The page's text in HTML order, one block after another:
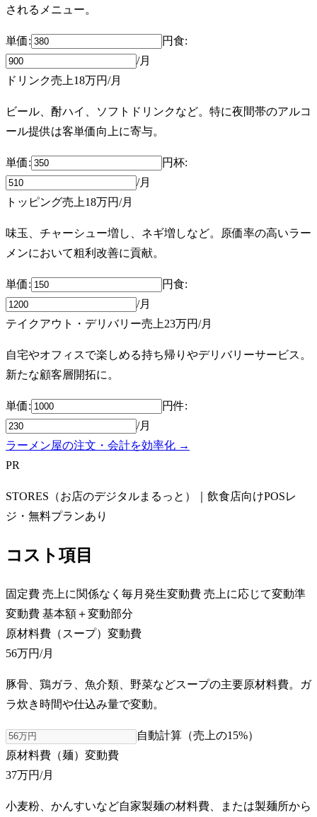
されるメニュー。
単価: 円食:
/月
ドリンク売上18万円/月
ビール、酎ハイ、ソフトドリンクなど。特に夜間帯のアルコ
ール提供は客単価向上に寄与。
単価: 円杯:
/月
トッピング売上18万円/月
味玉、チャーシュー増し、ネギ増しなど。原価率の高いラー
メンにおいて粗利改善に貢献。
単価: 円食:
/月
テイクアウト・デリバリー売上23万円/月
自宅やオフィスで楽しめる持ち帰りやデリバリーサービス。
新たな顧客層開拓に。
単価: 円件:
/月
ラーメン屋の注文・会計を効率化 →
PR
STORES（お店のデジタルまるっと）｜飲食店向けPOSレ
ジ・無料プランあり
コスト項目
固定費 売上に関係なく毎月発生変動費 売上に応じて変動準
変動費 基本額＋変動部分
原材料費（スープ） 変動費
56万円/月
豚骨、鶏ガラ、魚介類、野菜などスープの主要原材料費。ガ
ラ炊き時間や仕込み量で変動。
自動計算（売上の15%）
原材料費（麺） 変動費
37万円/月
小麦粉、かんすいなど自家製麺の材料費、または製麺所から